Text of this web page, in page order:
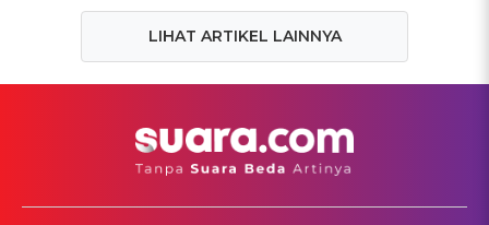
LIHAT ARTIKEL LAINNYA